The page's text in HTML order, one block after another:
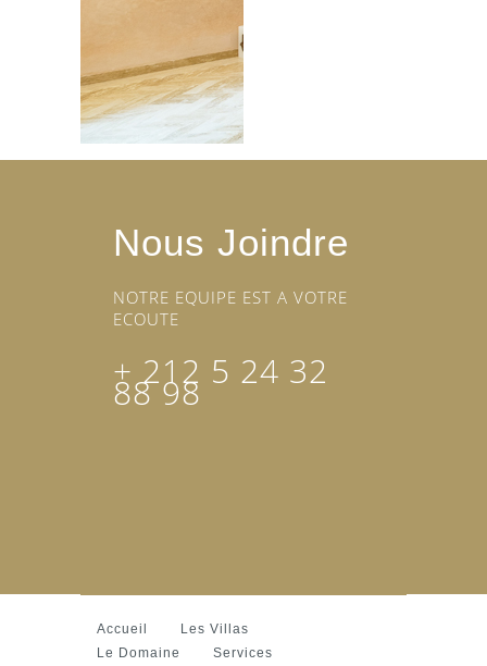
Nous Joindre
NOTRE EQUIPE EST A VOTRE
ECOUTE
+ 212 5 24 32
88 98
Accueil
Les Villas
Le Domaine
Services